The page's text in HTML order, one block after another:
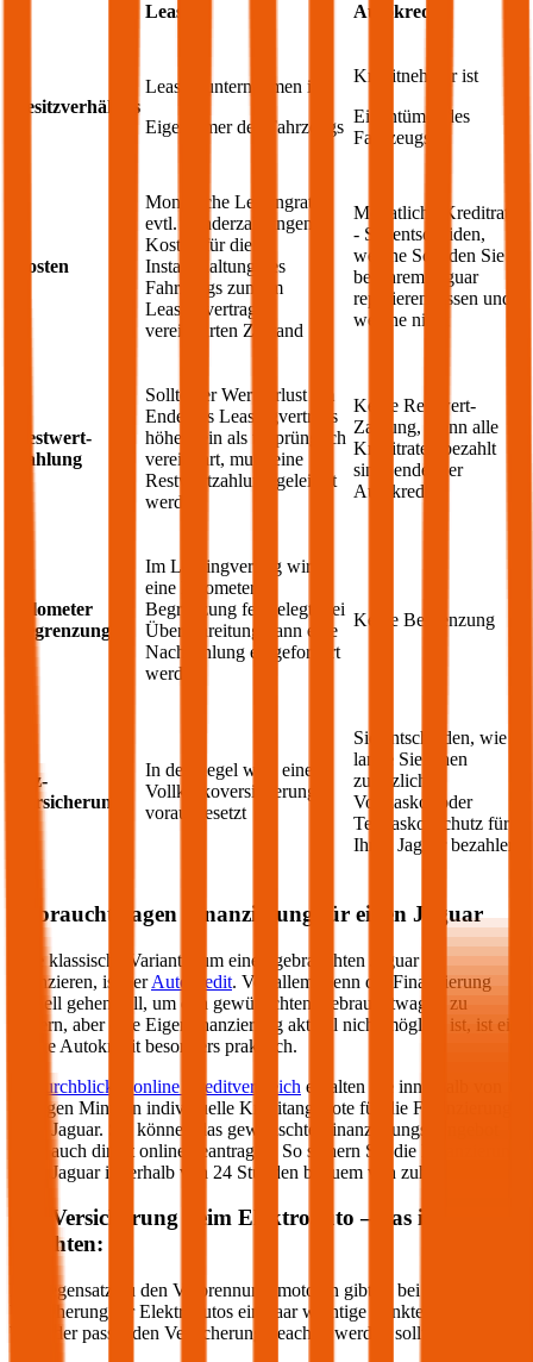
Leasing Autokredit
Besitzverhältnis
Leasingunternehmen ist
Eigentümer des Fahrzeugs
Kreditnehmer ist
Eigentümer des
Fahrzeugs
Kosten
Monatliche Leasingrate,
evtl. Sonderzahlungen;
Kosten für die
Instandhaltung des
Fahrzeugs zum im
Leasingvertrag
vereinbarten Zustand
Monatliche Kreditrate
- Sie entscheiden,
welche Schäden Sie
bei Ihrem
Jaguar
reparieren lassen und
welche nicht
Restwert-
Zahlung
Sollte der Wertverlust am
Ende des Leasingvertrags
höher sein als ursprünglich
vereinbart, muss eine
Restwertzahlung geleistet
werden
Keine Restwert-
Zahlung, wenn alle
Kreditraten bezahlt
sind, endet der
Autokredit
Kilometer
Begrenzung
Im Leasingvertrag wird
eine Kilometer
Begrenzung festgelegt, bei
Überschreitung kann eine
Nachzahlung eingefordert
werden
Keine Begrenzung
Kfz-
Versicherung
In der Regel wird eine
Vollkaskoversicherung
vorausgesetzt
Sie entscheiden, wie
lange Sie einen
zusätzlichen
Vollkasko- oder
Teilkasko-Schutz für
Ihren Jaguar bezahlen
Gebrauchtwagen Finanzierung für einen Jaguar
Eine klassische Variante, um einen gebrauchten Jaguarzu
finanzieren, ist derAutokredit. Vor allem wenn die Finanzierung
schnell gehen soll, um den gewünschten Gebrauchtwagen zu
sichern, aber eine Eigenfinanzierung aktuell nicht möglich ist, ist ein
online Autokredit besonders praktisch.
durchblicker online Kreditvergleich erhalten Sie innerhalb von
wenigen Minuten individuelle Kreditangebote für die Finanzierung
Jaguar. Sie können das gewünschte Finanzierungs-Angebot
dann auch direkt online beantragen. So sichern Sie die Finanzierung
Jaguarinnerhalb von 24 Stunden bequem von zuhause aus.
Kfz-Versicherung beim Elektroauto – das ist zu
beachten:
Im Gegensatz zu den Verbrennungsmotoren gibt es bei der
Versicherung für Elektroautos ein paar wichtige Punkte, die bei der
Wahl der passenden Versicherung beachtet werden sollten: